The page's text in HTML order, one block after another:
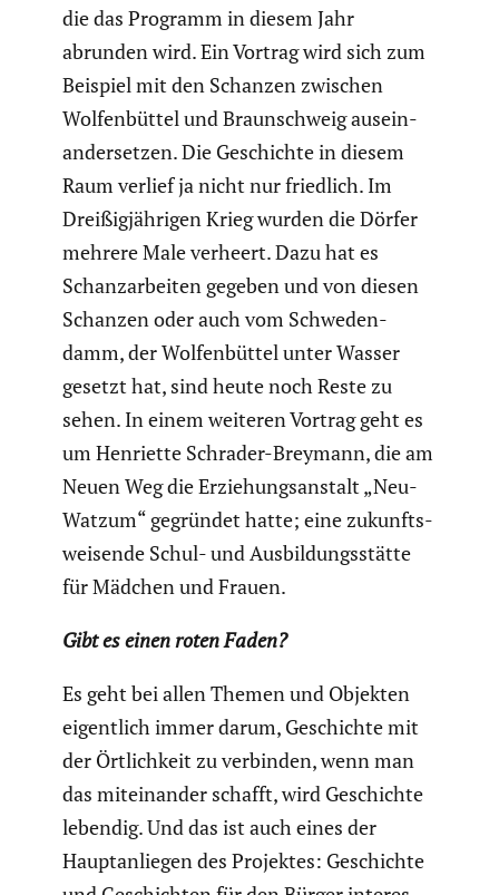
die das Programm in diesem Jahr
abrunden wird. Ein Vortrag wird sich zum
Beispiel mit den Schanzen zwischen
Wolfen­büttel und Braun­schweig ausein­
an­der­setzen. Die Geschichte in diesem
Raum verlief ja nicht nur friedlich. Im
Dreißig­jäh­rigen Krieg wurden die Dörfer
mehrere Male verheert. Dazu hat es
Schanz­ar­beiten gegeben und von diesen
Schanzen oder auch vom Schwe­den­
damm, der Wolfen­büttel unter Wasser
gesetzt hat, sind heute noch Reste zu
sehen. In einem weiteren Vortrag geht es
um Henriette Schrader-Breymann, die am
Neuen Weg die Erzie­hungs­an­stalt „Neu-
Watzum“ gegründet hatte; eine zukunfts­
wei­sende Schul- und Ausbil­dungs­stätte
für Mädchen und Frauen.
Gibt es einen roten Faden?
Es geht bei allen Themen und Objekten
eigent­lich immer darum, Geschichte mit
der Örtlich­keit zu verbinden, wenn man
das mitein­ander schafft, wird Geschichte
lebendig. Und das ist auch eines der
Haupt­an­liegen des Projektes: Geschichte